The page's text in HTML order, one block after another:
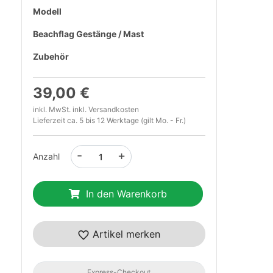
Modell
Beachflag Gestänge / Mast
Zubehör
39,00 €
inkl. MwSt. inkl. Versandkosten
Lieferzeit ca. 5 bis 12 Werktage (gilt Mo. - Fr.)
Anzahl +
-
In den Warenkorb
Artikel merken